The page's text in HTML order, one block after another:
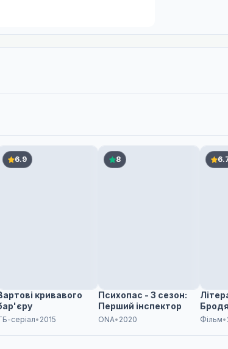
6.9
кривавого
серіал• 2015
8
Психопас - 3 сезон:
Перший інспектор
ONA• 2020 Фільм•